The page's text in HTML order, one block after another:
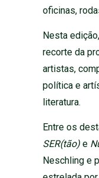
oficinas,
Nesta
recorte da
artistas,
política e
literatura.
Entre os
SER(tão) e
Neschling e